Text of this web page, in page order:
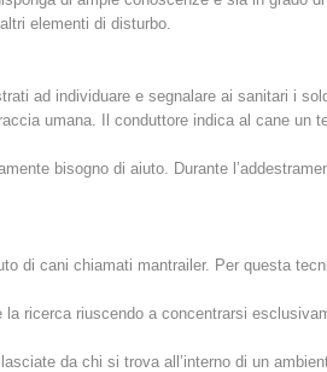
elementi di disturbo.
ad individuare e segnalare ai sanitari i
umana. Il conduttore indica al cane un
bisogno di aiuto. Durante
di cani chiamati mantrailer. Per questa
ricerca riuscendo a concentrarsi
da chi si trova all’interno di un